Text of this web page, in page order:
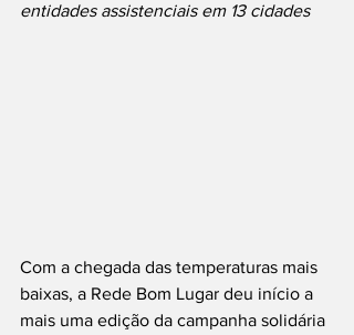
entidades assistenciais em 13 cidades
Com a chegada das temperaturas mais
baixas, a Rede Bom Lugar deu início a
mais uma edição da campanha solidária